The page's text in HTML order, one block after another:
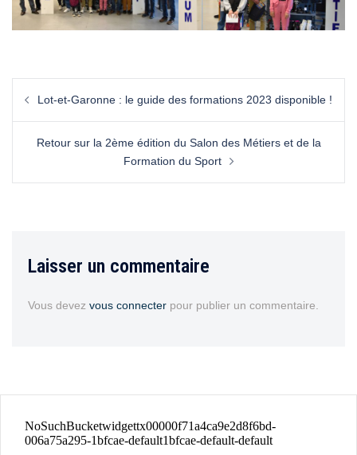
Lot-et-Garonne : le guide des formations 2023 disponible !
Retour sur la 2ème édition du Salon des Métiers et de la
Formation du Sport
Laisser un commentaire
Vous devez vous connecter pour publier un commentaire.